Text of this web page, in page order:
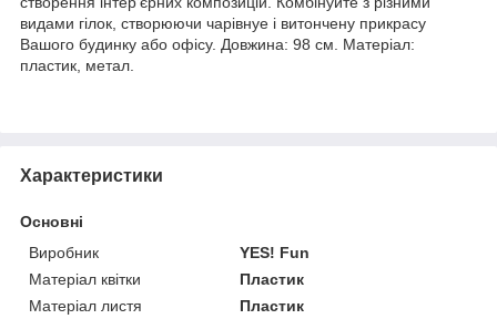
видами гілок, створюючи чарівнуе і витончену прикрасу
Вашого будинку або офісу. Довжина: 98 см. Матеріал:
пластик, метал.
Характеристики
Основні
Виробник
YES! Fun
Матеріал квітки
Пластик
Матеріал листя
Пластик